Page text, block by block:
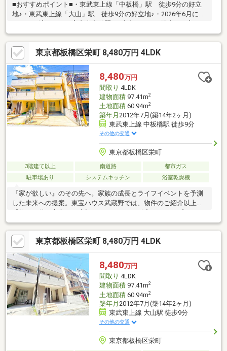
■おすすめポイント■・東武東上線「中板橋」駅 徒歩9分の好立
地♪・東武東上線「大山」駅 徒歩9分の好立地♪・2026年6月にリ
好！・4LDKのゆとりある間取り設計・駐車スペース付き＆生活利
便施設充実・探し始めのお客様、正しい家探しをお伝えします＊
ご来店頂きアンケート回答でギフトカードプレゼント！■交通ア
クセス■・東武東上線「中板橋」駅 徒歩9分・東武東上線「大
山」駅 徒歩9分----------------------お気軽に下記の《資料請求》又は
《見学予約》ボタンをクリック！又は大和アクタス 0120-105-
111(通話無料)まで
東京都板橋区栄町 8,480万円 4LDK
8,480万円
間取り 4LDK
建物面積97.41m2
土地面積60.94m2
築年月 2012年7月(築14年2ヶ月)
東武東上線 中板橋駅 徒歩9分
その他の交通
東京都板橋区栄町
3階建て以上 南道路
都市ガス
駐車場あり
システムキッチン 浴室乾燥機
『家が欲しい』のその先へ。家族の成長とライフイベントを予測
した未来への提案。東宝ハウス武蔵野では、物件のご紹介以上に
「住んだ後の安心」を大切にしています。緻密なライフプランニ
ングで、お子様の教育費や老後資金まで見据えた最適な予算をご
提案。最新の住宅ローン動向に基づき「がん100％保障」や「50
年ローン」など、最適な銀行選びを徹底サポート。未来の自分に
感謝される住まい探しをご一緒に。先ずはお客様の「夢」や「理
想」をお聞かせ下さい。ご条件など何も決まっていなくても大丈
夫です。「行って良かった！会って良かった！」と、思って頂け
ますようスタッフ一同、夢に！人に！住まいに本気です！！
東京都板橋区栄町 8,480万円 4LDK
8,480万円
間取り 4LDK
建物面積97.41m2
土地面積60.94m2
築年月 2012年7月(築14年2ヶ月)
東武東上線 大山駅 徒歩9分
その他の交通
東京都板橋区栄町